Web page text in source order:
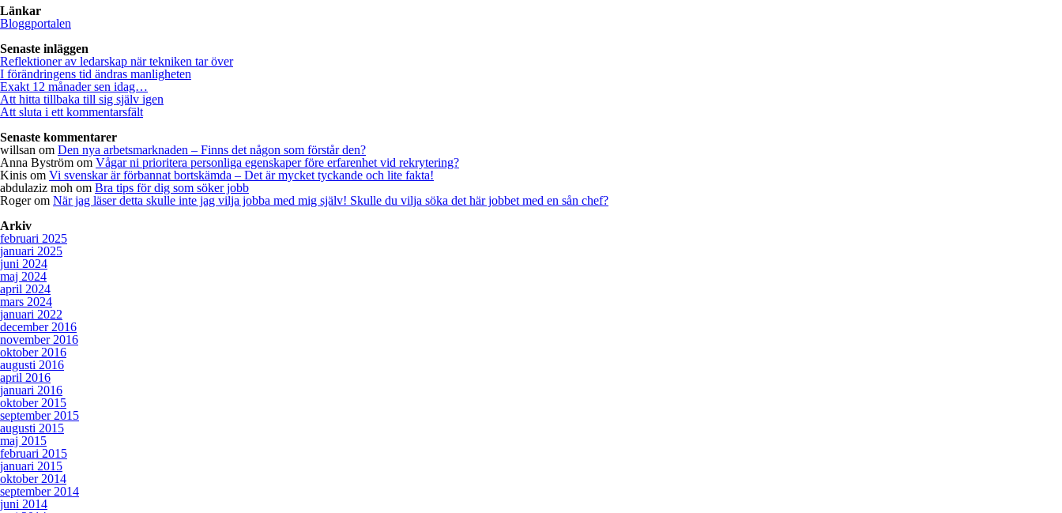
Länkar
Bloggportalen
Senaste inläggen
Reflektioner av ledarskap när tekniken tar över
I förändringens tid ändras manligheten
Exakt 12 månader sen idag…
Att hitta tillbaka till sig själv igen
Att sluta i ett kommentarsfält
Senaste kommentarer
willsan om Den nya arbetsmarknaden – Finns det någon som förstår den?
Anna Byström om Vågar ni prioritera personliga egenskaper före erfarenhet vid rekrytering?
Kinis om Vi svenskar är förbannat bortskämda – Det är mycket tyckande och lite fakta!
abdulaziz moh om Bra tips för dig som söker jobb
Rogerom När jag läser detta skulle inte jag vilja jobba med mig själv! Skulle du vilja söka det här jobbet med en sån chef?
Arkiv
februari 2025
januari 2025
juni 2024
maj 2024
april 2024
mars 2024
januari 2022
december 2016
november 2016
oktober 2016
augusti 2016
april 2016
januari 2016
oktober 2015
september 2015
augusti 2015
maj 2015
februari 2015
januari 2015
oktober 2014
september 2014
juni 2014